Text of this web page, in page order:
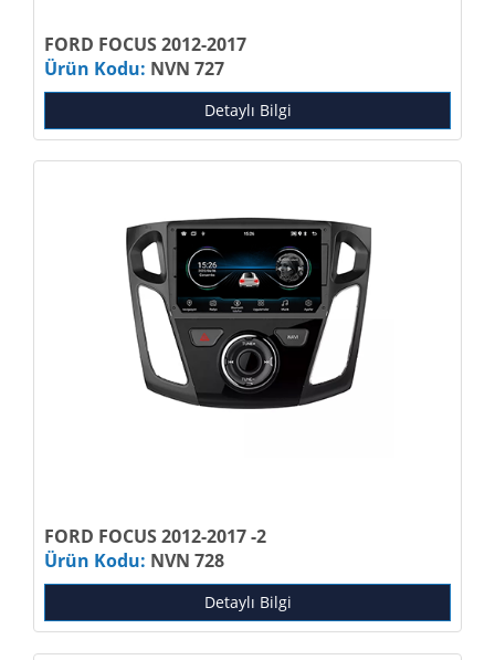
FORD FOCUS 2012-2017
Ürün Kodu: NVN 727
Detaylı Bilgi
FORD FOCUS 2012-2017 -2
Ürün Kodu: NVN 728
Detaylı Bilgi